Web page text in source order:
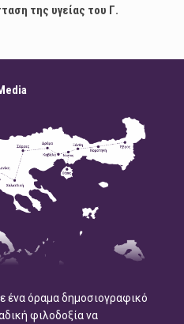
της υγείας του Γ.
ένα όραμα δημοσιογραφικό
φιλοδοξία να